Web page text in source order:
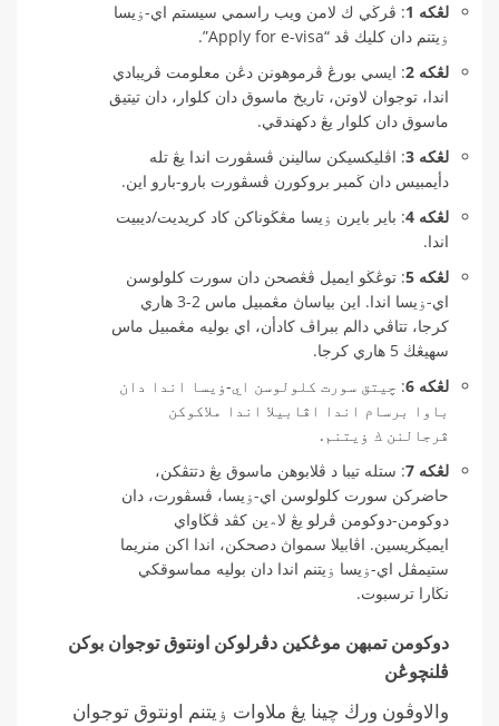
لڠكه 1
: ڤرڬي ك لامن ويب راسمي سيستم اي-ۏيسا
ۏيتنم دان كليك ڤد “Apply for e-visa”.
لڠكه 2
: ايسي بورڠ ڤرموهونن دڠن معلومت ڤريبادي
اندا، توجوان لاوتن، تاريخ ماسوق دان كلوار، دان تيتيق
ماسوق دان كلوار يڠ دكهندقي.
لڠكه 3
: اڤليكسيكن سالينن ڤسڤورت اندا يڠ تله
دأيمبيس دان ڬمبر بروكورن ڤسڤورت بارو-بارو اين.
لڠكه 4
: باير بايرن ۏيسا مڠڬوناكن كاد كريديت/ديبيت
اندا.
لڠكه 5
: توڠڬو ايميل ڤڠصحن دان سورت كلولوسن
اي-ۏيسا اندا. اين بياساڽ مڠمبيل ماس 2-3 هاري
كرجا، تتاڤي دالم ببراڤ كادأن، اي بوليه مڠمبيل ماس
سهيڠڬ 5 هاري كرجا.
لڠكه 6
: چيتق سورت كلولوسن اي-ۏيسا اندا دان
باوا برسام اندا اڤابيلا اندا ملاكوكن
ڤرجالنن ك ۏيتنم.
لڠكه 7
: ستله تيبا د ڤلابوهن ماسوق يڠ دتتڤكن،
حاضركن سورت كلولوسن اي-ۏيسا، ڤسڤورت، دان
دوكومن-دوكومن ڤرلو يڠ لا؞ين كڤد ڤڬاواي
ايميڬريسين. اڤابيلا سمواڽ دصحكن، اندا اكن منريما
ستيمڤل اي-ۏيسا ۏيتنم اندا دان بوليه مماسوقكي
نڬارا ترسبوت.
دوكومن تمبهن موڠكين دڤرلوكن اونتوق توجوان بوكن
ڤلنچوڠن
والاوڤون ورڬ چينا يڠ ملاوات ۏيتنم اونتوق توجوان